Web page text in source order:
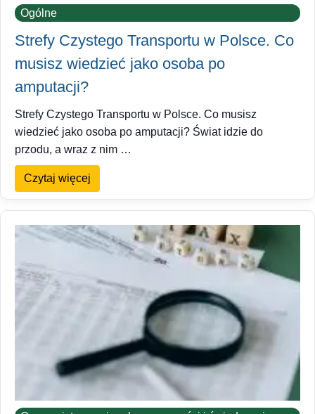
Ogólne
Strefy Czystego Transportu w Polsce. Co
musisz wiedzieć jako osoba po
amputacji?
Strefy Czystego Transportu w Polsce. Co musisz
wiedzieć jako osoba po amputacji? Świat idzie do
przodu, a wraz z nim …
Czytaj więcej